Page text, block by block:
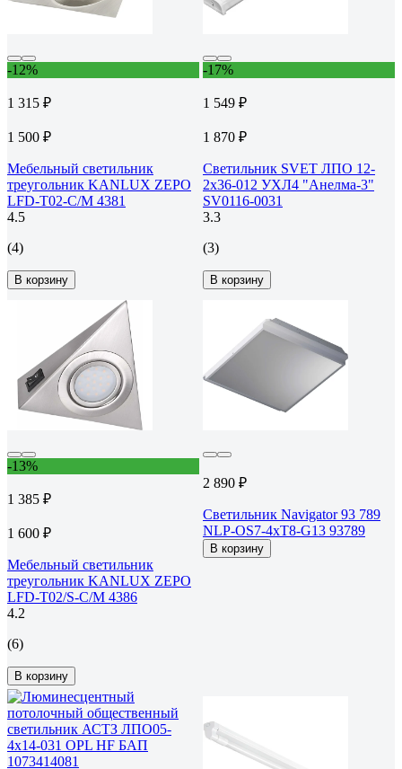
-12%
1 315 ₽
1 500 ₽
Мебельный светильник
треугольник KANLUX ZEPO
LFD-T02-C/M 4381
4.5
(4)
В корзину
-17%
1 549 ₽
1 870 ₽
Светильник SVET ЛПО 12-
2х36-012 УХЛ4 "Анелма-3"
SV0116-0031
3.3
(3)
В корзину
-13%
1 385 ₽
1 600 ₽
Мебельный светильник
треугольник KANLUX ZEPO
LFD-T02/S-C/M 4386
4.2
(6)
В корзину
2 890 ₽
Светильник Navigator 93 789
NLP-OS7-4xT8-G13 93789
В корзину